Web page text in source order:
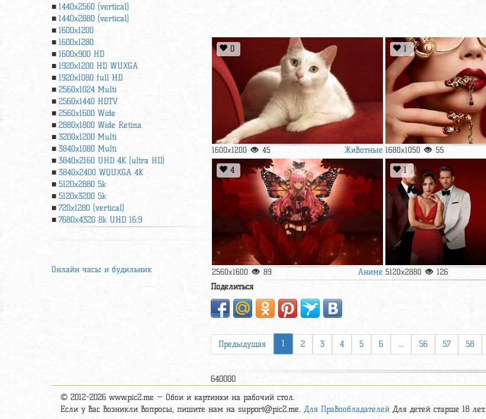
1440x2560 (vertical)
1440x2880 (vertical)
1600x1200
1600x1280
1600x900 HD
1920x1200 HD WUXGA
1920х1080 full HD
2560x1024 Multi
2560x1440 HDTV
2560x1600 Wide
2880x1800 Wide Retina
3200x1200 Multi
3840x1080 Multi
3840x2160 UHD 4К (ultra HD)
3840x2400 WQUXGA 4K
5120x2880 5k
5120x3200 5k
720x1280 (vertical)
7680x4320 8k UHD 16:9
Онлайн часы и будильник
0
1600x1200 45 Животные
1
1680x1050 55
4
2560x1600 89 Аниме
1
5120x2880 126
Поделиться
Предыдущая 1 2 3 4 5 6 ... 56 57 58
640000
© 2012-2026 www.pic2.me — Обои и картинки на рабочий стол.
Если у вас возникли вопросы, пишите нам на support@pic2.me. Для Правообладателей Для детей старше 18 лет.